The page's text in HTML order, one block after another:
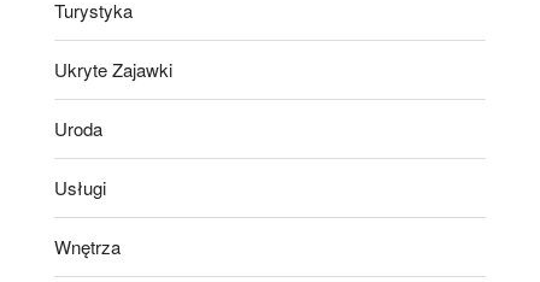
Turystyka
Ukryte Zajawki
Uroda
Usługi
Wnętrza